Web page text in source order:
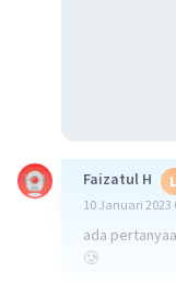
Faizatul H
10 Januari 2023
ada
🥲